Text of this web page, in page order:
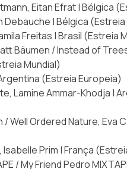
Eitan Efrat | Bélgica
Debauche | Bélgica
Freitas | Brasil (Estreia
Bäumen / Instead of
Mundial)
(Estreia Europeia)
Lamine Ammar-Khodja |
Well Ordered Nature, Eva
Prim | França
/ My Friend Pedro